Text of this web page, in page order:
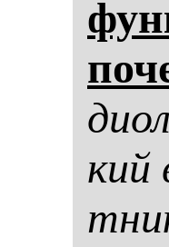
кий